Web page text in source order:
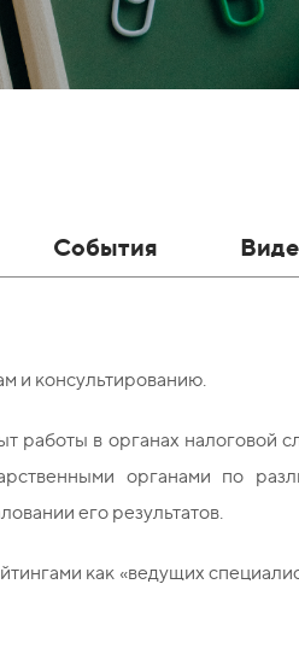
События
и консультированию.
работы в органах налоговой
органами по
его результатов.
как «ведущих